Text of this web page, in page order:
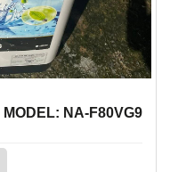
NA-F80VG9